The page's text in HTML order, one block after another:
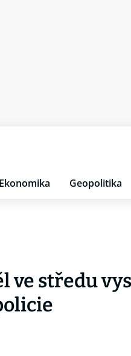
Ekonomika Geopolitika
ve středu